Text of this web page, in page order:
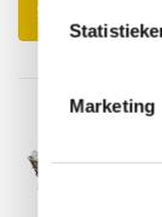
Marketing
Schrijf je eigen